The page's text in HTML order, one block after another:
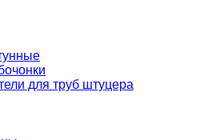
для труб штуцера